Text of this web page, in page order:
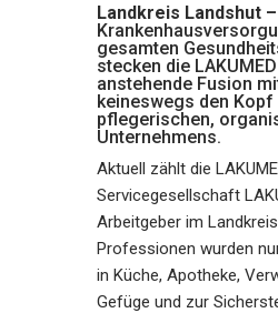
Landkreis Landshut –
gesamten
stecken die
anstehende Fusion
keineswegs den
pflegerischen,
Unternehmens.
Aktuell zählt die
Servicegesellschaft
Arbeitgeber im
Professionen wurden
in Küche, Apotheke,
Gefüge und zur